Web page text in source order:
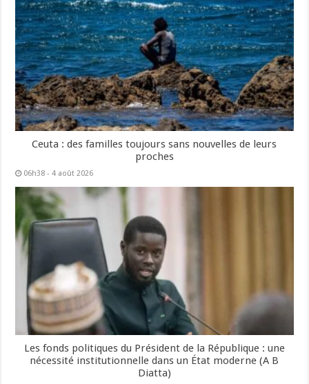
Ceuta : des familles toujours sans nouvelles de leurs
proches
06h38 - 4 août 2026
Les fonds politiques du Président de la République : une
nécessité institutionnelle dans un État moderne (A B
Diatta)